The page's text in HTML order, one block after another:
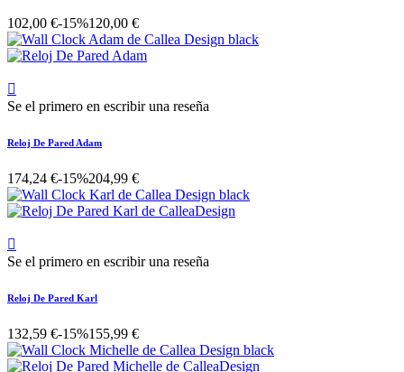
102,00 €-15%120,00 €

Se el primero en escribir una reseña
Reloj De Pared Adam
174,24 €-15%204,99 €

Se el primero en escribir una reseña
Reloj De Pared Karl
132,59 €-15%155,99 €